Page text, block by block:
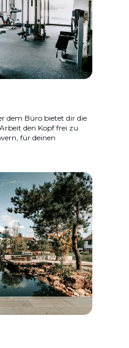
dem Büro bietet dir die
den Kopf frei zu
für deinen